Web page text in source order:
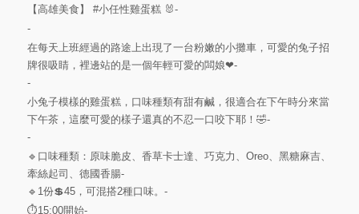
【高雄美食】 #小任性雞蛋糕🐰-
-
在每天上班經過的路途上出現了一台粉嫩的小攤車，可愛的兔子招
牌很吸睛，裡邊站的是一個年輕可愛的闆娘❤-
-
小兔子模樣的雞蛋糕，口味種類有甜有鹹，很適合在下午時分來當
下午茶，這麼可愛的樣子還真的不忍一口咬下耶！🤣-
-
🔹️口味種類：原味脆皮、香草卡士達、巧克力、Oreo、黑糖麻吉、
牽絲起司、德國香腸-
🔹️1份💲45，可混搭2種口味。-
⏱15:00開始-